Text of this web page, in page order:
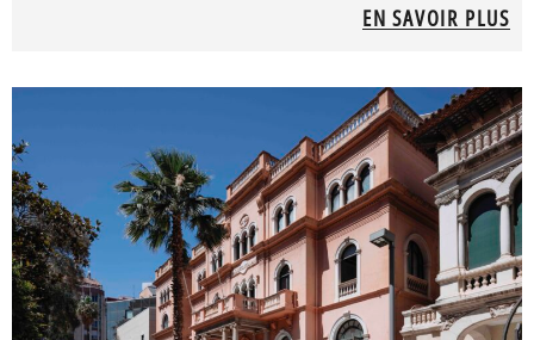
EN SAVOIR PLUS